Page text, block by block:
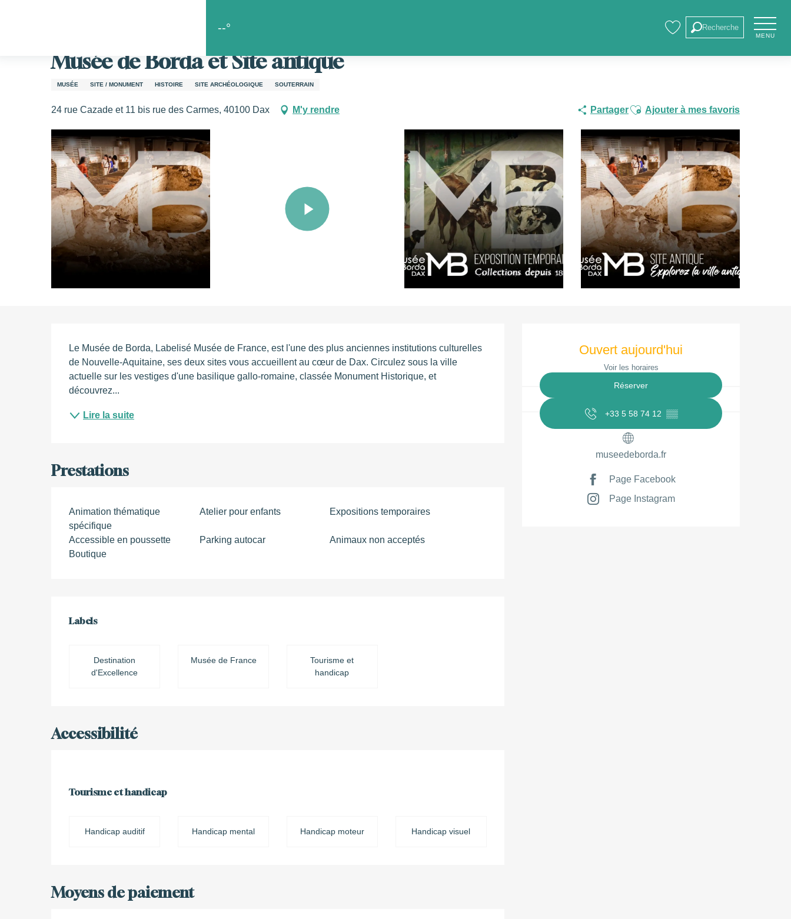
--°
Recherche
MENU
Musée de Borda et Site antique
MUSÉE SITE / MONUMENT HISTOIRE SITE ARCHÉOLOGIQUE SOUTERRAIN
24 rue Cazade et 11 bis rue des Carmes, 40100 Dax M'y rendre PartagerAjouter aux favoris
Ajouter à mes favoris
Ouverture et coordonnées
Ouvert aujourd'hui
Voir les horaires
Réserver
+33 5 58 74 12 ▒▒
museedeborda.fr
Page Facebook
Page Instagram
Description
Le Musée de Borda, Labelisé Musée de France, est l'une des plus anciennes institutions culturelles
de Nouvelle-Aquitaine, ses deux sites vous accueillent au cœur de Dax. Circulez sous la ville
actuelle sur les vestiges d'une basilique gallo-romaine, classée Monument Historique, et
découvrez...
Lire la suite
Prestations
Animation thématique
spécifique
Atelier pour enfants Expositions temporaires
Accessible en poussette Parking autocar
Animaux non acceptés
Boutique
Offres de prestations
Labels
Labels
Destination
d'Excellence
Musée de France
Tourisme et
handicap
Accessibilité
Tourisme et handicap
Tourisme et handicap
Handicap auditif Handicap mental Handicap moteur Handicap visuel
Moyens de paiement